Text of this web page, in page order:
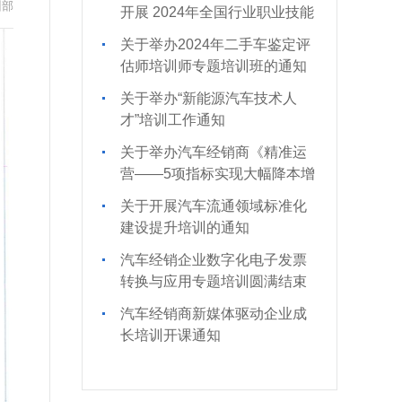
开展 2024年全国行业职业技能
竞赛的通知
关于举办2024年二手车鉴定评
估师培训师专题培训班的通知
关于举办“新能源汽车技术人
才”培训工作通知
关于举办汽车经销商《精准运
营——5项指标实现大幅降本增
效》培训的通知
关于开展汽车流通领域标准化
建设提升培训的通知
汽车经销企业数字化电子发票
转换与应用专题培训圆满结束
汽车经销商新媒体驱动企业成
长培训开课通知